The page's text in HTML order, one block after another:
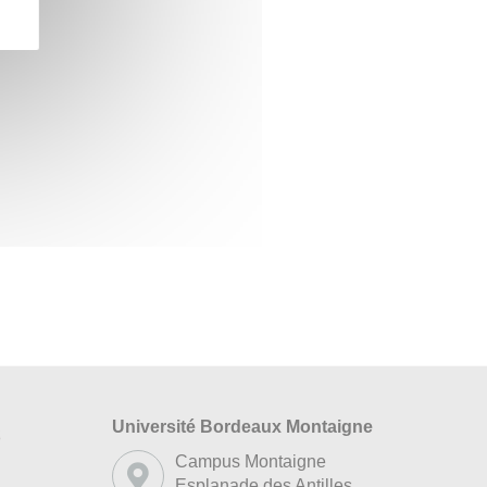
Université Bordeaux Montaigne
Campus Montaigne